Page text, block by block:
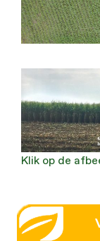
Klik op de